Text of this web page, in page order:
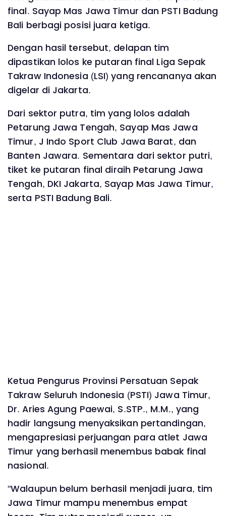
final. Sayap Mas Jawa Timur dan PSTI Badung
Bali berbagi posisi juara ketiga.
Dengan hasil tersebut, delapan tim
dipastikan lolos ke putaran final Liga Sepak
Takraw Indonesia (LSI) yang rencananya akan
digelar di Jakarta.
Dari sektor putra, tim yang lolos adalah
Petarung Jawa Tengah, Sayap Mas Jawa
Timur, J Indo Sport Club Jawa Barat, dan
Banten Jawara. Sementara dari sektor putri,
tiket ke putaran final diraih Petarung Jawa
Tengah, DKI Jakarta, Sayap Mas Jawa Timur,
serta PSTI Badung Bali.
Ketua Pengurus Provinsi Persatuan Sepak
Takraw Seluruh Indonesia (PSTI) Jawa Timur,
Dr. Aries Agung Paewai, S.STP., M.M., yang
hadir langsung menyaksikan pertandingan,
mengapresiasi perjuangan para atlet Jawa
Timur yang berhasil menembus babak final
nasional.
"Walaupun belum berhasil menjadi juara, tim
Jawa Timur mampu menembus empat